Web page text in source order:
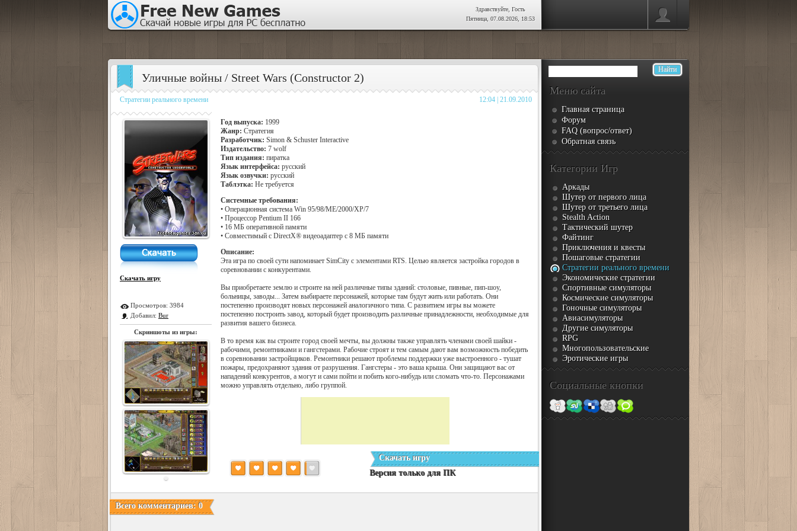
Здравствуйте, Гость
Пятница, 07.08.2026, 18:53
Уличные войны / Street Wars (Constructor 2)
Стратегии реального времени 12:04 | 21.09.2010
Скачать игру
Просмотров: 3984
Добавил: Bur
Скриншоты из игры:
Год выпуска: 1999
Жанр: Стратегия
Разработчик: Simon & Schuster Interactive
Издательство: 7 wolf
Тип издания: пиратка
Язык интерфейса: русский
Язык озвучки: русский
Таблэтка: Не требуется
Системные требования:
• Операционная система Win 95/98/ME/2000/XP/7
• Процессор Pentium II 166
• 16 МБ оперативной памяти
• Совместимый с DirectX® видеоадаптер с 8 МБ памяти
Описание:
Эта игра по своей сути напоминает SimCity с элементами RTS. Целью является застройка городов в
соревновании с конкурентами.
Вы приобретаете землю и строите на ней различные типы зданий: столовые, пивные, пип-шоу,
больницы, заводы... Затем выбираете персонажей, которые там будут жить или работать. Они
постепенно производят новых персонажей аналогичного типа. С развитием игры вы можете
постепенно построить завод, который будет производить различные принадлежности, необходимые для
развития вашего бизнеса.
В то время как вы строите город своей мечты, вы должны также управлять членами своей шайки -
рабочими, ремонтниками и гангстерами. Рабочие строят и тем самым дают вам возможность победить
в соревновании застройщиков. Ремонтники решают проблемы поддержки уже выстроенного - тушат
пожары, предохраняют здания от разрушения. Гангстеры - это ваша крыша. Они защищают вас от
нападений конкурентов, а могут и сами пойти и побить кого-нибудь или сломать что-то. Персонажами
можно управлять отдельно, либо группой.
Скачать игру
Версия только для ПК
Всего комментариев: 0
Меню сайта
Главная страница
Форум
FAQ (вопрос/ответ)
Обратная связь
Категории Игр
Аркады
Шутер от первого лица
Шутер от третьего лица
Stealth Action
Тактический шутер
Файтинг
Приключения и квесты
Пошаговые стратегии
Стратегии реального времени
Экономические стратегии
Спортивные симуляторы
Космические симуляторы
Гоночные симуляторы
Авиасимуляторы
Другие cимуляторы
RPG
Многопользовательские
Эротические игры
Coциальные кнопки